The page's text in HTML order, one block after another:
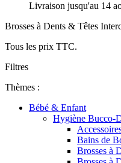
Livraison jusqu'au 14
Brosses à Dents & Têtes
Tous les prix TTC.
Filtres
Thèmes :
Bébé & Enfant
Hygiène Bucco-
Bains de
Brosses à